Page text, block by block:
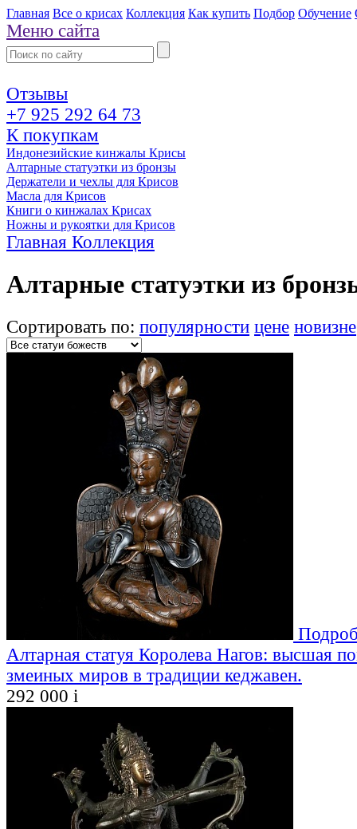
Главная Все о крисах Коллекция Как купить Подбор Обучение
Меню сайта
Отзывы
+7 925 292 64 73
К покупкам
Индонезийские кинжалы Крисы
Алтарные статуэтки из бронзы
Держатели и чехлы для Крисов
Масла для Крисов
Книги о кинжалах Крисах
Ножны и рукоятки для Крисов
Главная Коллекция
Алтарные статуэтки из
Сортировать по: популярности цене новизне
Алтарная статуя Королева Нагов: высшая
змеиных миров в традиции кеджавен.
292 000 i